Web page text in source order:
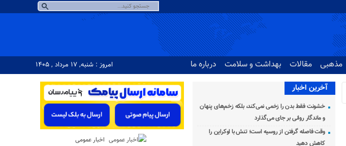
مذهبی مقالات بهداشت و سلامت درباره ما امروز : شنبه, ۱۷ مرداد , ۱۴۰۵
آخرین اخبار
خشونت فقط بدن را زخمی نمی‌کند، بلکه زخم‌های پنهان
و ماندگار روانی بر جای می‌گذارد
وقت فاصله گرفتن از روسیه است؛ تنش با اوکراین را
کاهش دهید
اخبار عمومی